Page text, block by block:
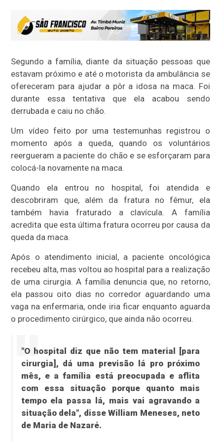
Segundo a família, diante da situação pessoas que
estavam próximo e até o motorista da ambulância se
ofereceram para ajudar a pôr a idosa na maca. Foi
durante essa tentativa que ela acabou sendo
derrubada e caiu no chão.
Um vídeo feito por uma testemunhas registrou o
momento após a queda, quando os voluntários
reergueram a paciente do chão e se esforçaram para
colocá-la novamente na maca.
Quando ela entrou no hospital, foi atendida e
descobriram que, além da fratura no fêmur, ela
também havia fraturado a clavícula. A família
acredita que esta última fratura ocorreu por causa da
queda da maca.
Após o atendimento inicial, a paciente oncológica
recebeu alta, mas voltou ao hospital para a realização
de uma cirurgia. A família denuncia que, no retorno,
ela passou oito dias no corredor aguardando uma
vaga na enfermaria, onde iria ficar enquanto aguarda
o procedimento cirúrgico, que ainda não ocorreu.
"O hospital diz que não tem material [para
cirurgia], dá uma previsão lá pro próximo
mês, e a família está preocupada e aflita
com essa situação porque quanto mais
tempo ela passa lá, mais vai agravando a
situação dela", disse William Meneses, neto
de Maria de Nazaré.